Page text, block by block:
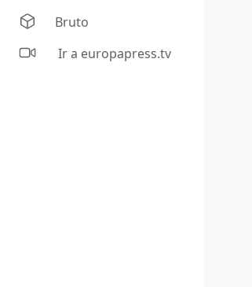
Bruto
Ir a europapress.tv